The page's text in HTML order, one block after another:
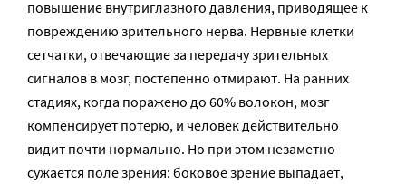
повышение внутриглазного давления, приводящее к
повреждению зрительного нерва. Нервные клетки
сетчатки, отвечающие за передачу зрительных
сигналов в мозг, постепенно отмирают. На ранних
стадиях, когда поражено до 60% волокон, мозг
компенсирует потерю, и человек действительно
видит почти нормально. Но при этом незаметно
сужается поле зрения: боковое зрение выпадает,